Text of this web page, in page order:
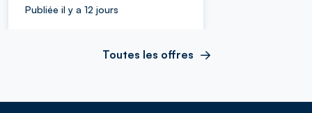
Publiée il y a 12 jours
Toutes les offres